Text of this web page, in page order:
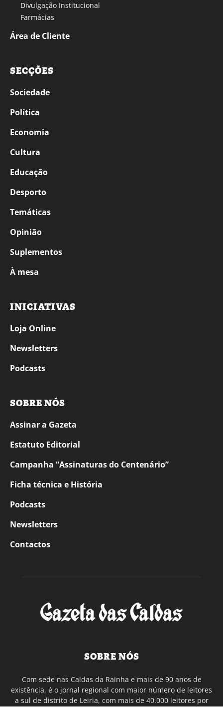
Divulgação Institucional
Farmácias
Área de Cliente
SECÇÕES
Sociedade
Política
Economia
Cultura
Educação
Desporto
Temáticas
Opinião
Suplementos
À mesa
INICIATIVAS
Loja Online
Newsletters
Podcasts
SOBRE NÓS
Assinar a Gazeta
Estatuto Editorial
Campanha “Assinaturas do Centenário”
Ficha técnica e História
Podcasts
Newsletters
Contactos
SOBRE NÓS
Com sede nas Caldas da Rainha e mais de 90 anos de
existência, é o jornal regional com maior número de leitores
a sul de distrito de Leiria, com mais de 40.000 leitores por